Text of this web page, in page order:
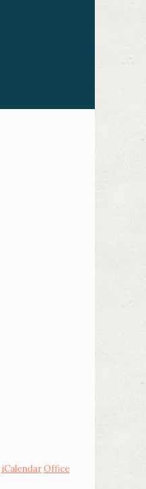
iCalendarOffice